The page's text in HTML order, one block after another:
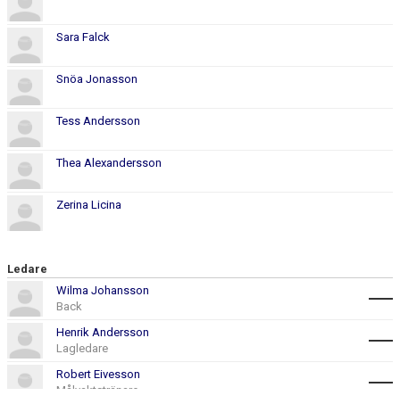
Sara Falck
Snöa Jonasson
Tess Andersson
Thea Alexandersson
Zerina Licina
Ledare
Wilma Johansson
Back
Henrik Andersson
Lagledare
Robert Eivesson
Målvaktstränare